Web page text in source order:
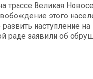
трассе Великая
этого
наступление
раде заявили об